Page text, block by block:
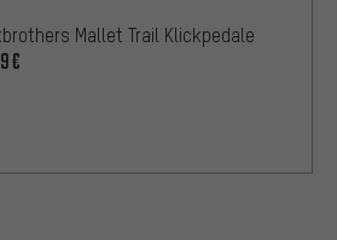
Mallet Trail Klickpedale